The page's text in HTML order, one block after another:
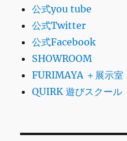
公式you tube
公式Twitter
公式Facebook
SHOWROOM
FURIMAYA ＋展示室
QUIRK 遊びスクール